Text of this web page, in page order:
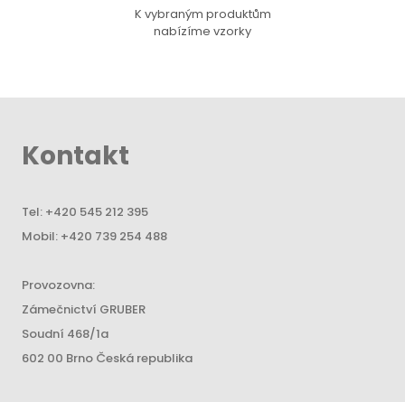
K vybraným produktům
nabízíme vzorky
Kontakt
Tel: +420 545 212 395
Mobil: +420 739 254 488
Provozovna:
Zámečnictví GRUBER
Soudní 468/1a
602 00 Brno Česká republika